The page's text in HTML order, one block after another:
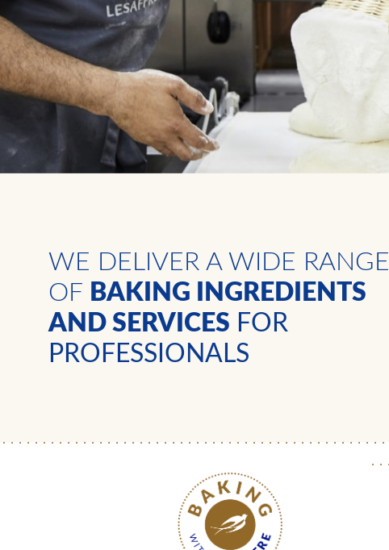
WE DELIVER A WIDE RANGE
OF BAKING INGREDIENTS
AND SERVICES FOR
PROFESSIONALS